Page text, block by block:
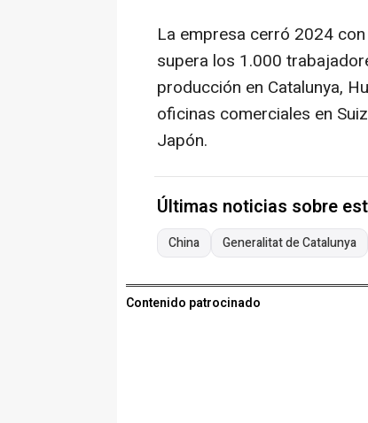
La empresa cerró 2024
supera los 1.000
producción en Catalunya,
oficinas comerciales en
Japón.
Últimas noticias sobre
China Generalitat de Catalunya
Contenido patrocinado